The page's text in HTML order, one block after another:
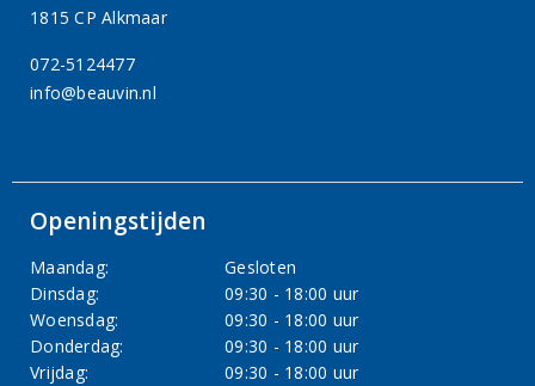
1815 CP Alkmaar
072-5124477
info@beauvin.nl
Openingstijden
Maandag:
Gesloten
Dinsdag:
09:30 - 18:00 uur
Woensdag:
09:30 - 18:00 uur
Donderdag:
09:30 - 18:00 uur
Vrijdag:
09:30 - 18:00 uur